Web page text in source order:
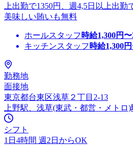
上出勤で1350円、週4,5日以上出勤
美味しい賄いも無料
ホールスタッフ 時給1,300円〜
キッチンスタッフ 時給1,300
勤務地
面接地
東京都台東区浅草２丁目2-13
上野駅、浅草(東武・都営・メトロ
シフト
1日4時間 週2日からOK